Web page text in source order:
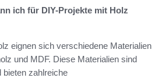
ich für DIY-Projekte mit Holz
eignen sich verschiedene Materialien
und MDF. Diese Materialien sind
bieten zahlreiche